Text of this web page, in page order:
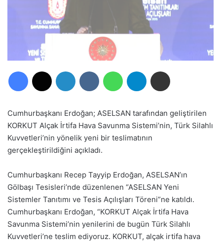
Cumhurbaşkanı Erdoğan; ASELSAN tarafından geliştirilen
KORKUT Alçak İrtifa Hava Savunma Sistemi’nin, Türk Silahlı
Kuvvetleri’nin yönelik yeni bir teslimatının
gerçekleştirildiğini açıkladı.
Cumhurbaşkanı Recep Tayyip Erdoğan, ASELSAN’ın
Gölbaşı Tesisleri’nde düzenlenen “ASELSAN Yeni
Sistemler Tanıtımı ve Tesis Açılışları Töreni”ne katıldı.
Cumhurbaşkanı Erdoğan, “KORKUT Alçak İrtifa Hava
Savunma Sistemi’nin yenilerini de bugün Türk Silahlı
Kuvvetleri’ne teslim ediyoruz. KORKUT, alçak irtifa hava